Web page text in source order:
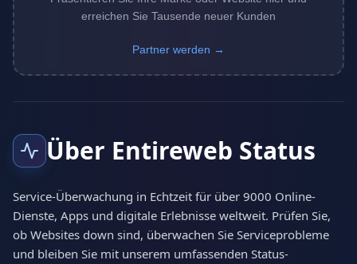
erreichen Sie Tausende neuer Kunden
Partner werden →
Über Entireweb Status
Service-Überwachung in Echtzeit für über 9000 Online-
Dienste, Apps und digitale Erlebnisse weltweit. Prüfen Sie,
ob Websites down sind, überwachen Sie Serviceprobleme
und bleiben Sie mit unserem umfassenden Status-